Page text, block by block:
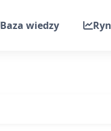
Baza wiedzy